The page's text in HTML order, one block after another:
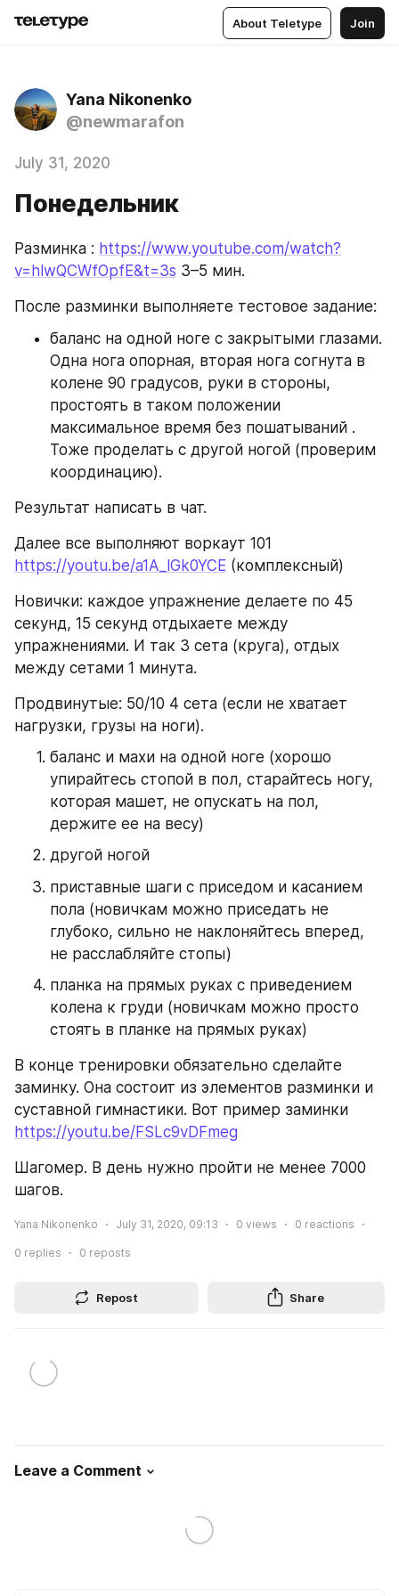
About Teletype Join
Yana Nikonenko
@newmarafon
July 31, 2020
Понедельник
Разминка : https://www.youtube.com/watch?
v=hlwQCWfOpfE&t=3s 3–5 мин.
После разминки выполняете тестовое задание:
баланс на одной ноге с закрытыми глазами.
Одна нога опорная, вторая нога согнута в
колене 90 градусов, руки в стороны,
простоять в таком положении
максимальное время без пошатываний .
Тоже проделать с другой ногой (проверим
координацию).
Результат написать в чат.
https://youtu.be/a1A_lGk0YCE (комплексный)
Новички: каждое упражнение делаете по 45
секунд, 15 секунд отдыхаете между
упражнениями. И так 3 сета (круга), отдых
между сетами 1 минута.
Продвинутые: 50/10 4 сета (если не хватает
нагрузки, грузы на ноги).
баланс и махи на одной ноге (хорошо
упирайтесь стопой в пол, старайтесь ногу,
которая машет, не опускать на пол,
держите ее на весу)
другой ногой
приставные шаги с приседом и касанием
пола (новичкам можно приседать не
глубоко, сильно не наклоняйтесь вперед,
не расслабляйте стопы)
планка на прямых руках с приведением
колена к груди (новичкам можно просто
стоять в планке на прямых руках)
В конце тренировки обязательно сделайте
заминку. Она состоит из элементов разминки и
https://youtu.be/FSLc9vDFmeg
Шагомер. В день нужно пройти не менее 7000
шагов.
Yana Nikonenko July 31, 2020, 09:13 0 views 0 reactions
0 replies 0 reposts
Repost Share
Leave a Comment